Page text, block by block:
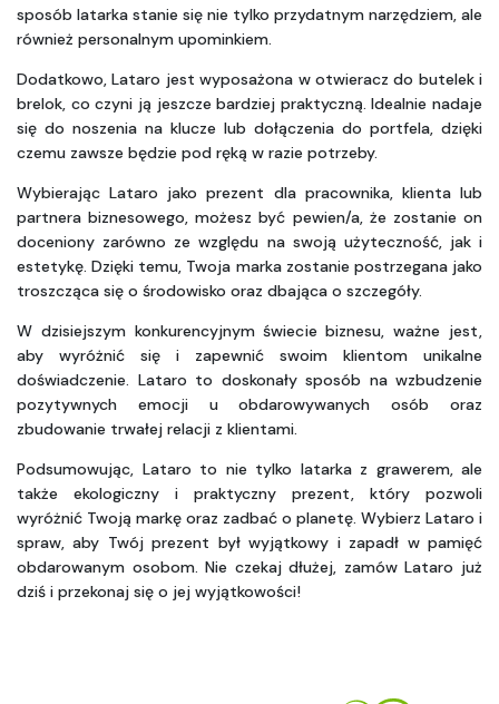
sposób latarka stanie się nie tylko przydatnym narzędziem, ale
również personalnym upominkiem.
Dodatkowo, Lataro jest wyposażona w otwieracz do butelek i
brelok, co czyni ją jeszcze bardziej praktyczną. Idealnie nadaje
się do noszenia na klucze lub dołączenia do portfela, dzięki
czemu zawsze będzie pod ręką w razie potrzeby.
Wybierając Lataro jako prezent dla pracownika, klienta lub
partnera biznesowego, możesz być pewien/a, że zostanie on
doceniony zarówno ze względu na swoją użyteczność, jak i
estetykę. Dzięki temu, Twoja marka zostanie postrzegana jako
troszcząca się o środowisko oraz dbająca o szczegóły.
W dzisiejszym konkurencyjnym świecie biznesu, ważne jest,
aby wyróżnić się i zapewnić swoim klientom unikalne
doświadczenie. Lataro to doskonały sposób na wzbudzenie
pozytywnych emocji u obdarowywanych osób oraz
zbudowanie trwałej relacji z klientami.
Podsumowując, Lataro to nie tylko latarka z grawerem, ale
także ekologiczny i praktyczny prezent, który pozwoli
wyróżnić Twoją markę oraz zadbać o planetę. Wybierz Lataro i
spraw, aby Twój prezent był wyjątkowy i zapadł w pamięć
obdarowanym osobom. Nie czekaj dłużej, zamów Lataro już
dziś i przekonaj się o jej wyjątkowości!